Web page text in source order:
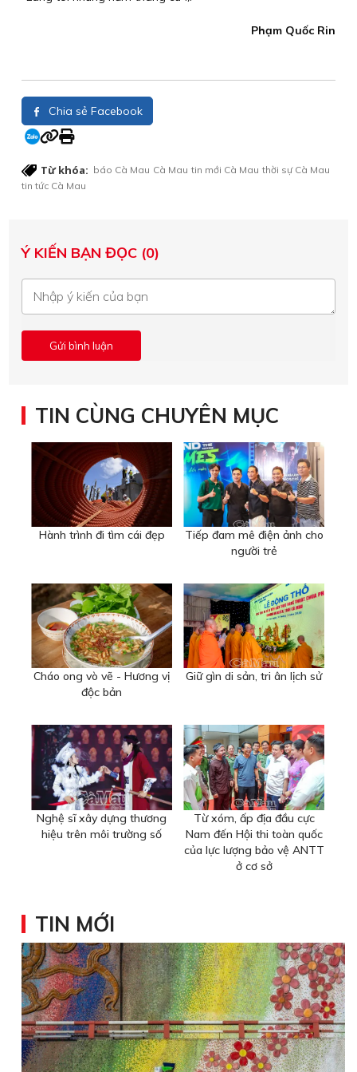
Phạm Quốc Rin
Chia sẻ Facebook
Từ khóa: báo Cà Mau Cà Mau tin mới Cà Mau thời sự Cà Mau
tin tức Cà Mau
Ý KIẾN BẠN ĐỌC (0)
TIN CÙNG CHUYÊN MỤC
Hành trình đi tìm cái đẹp
Tiếp đam mê điện ảnh cho
người trẻ
Cháo ong vò vẽ - Hương vị
độc bản
Giữ gìn di sản, tri ân lịch sử
Nghệ sĩ xây dựng thương
hiệu trên môi trường số
Từ xóm, ấp địa đầu cực
Nam đến Hội thi toàn quốc
của lực lượng bảo vệ ANTT
ở cơ sở
TIN MỚI